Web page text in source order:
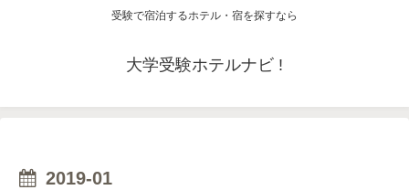
受験で宿泊するホテル・宿を探すなら
大学受験ホテルナビ !
2019-01